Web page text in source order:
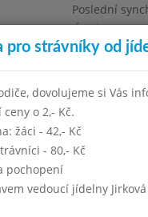
Poslední
Úterý
Omezení
Neratovice,
2019 Únor 2019
pro strávníky od
dovolujeme si Vás
ceny o 2,- Kč.
žáci - 42,- Kč
- 80,- Kč
pochopení
vedoucí jídelny Jirková